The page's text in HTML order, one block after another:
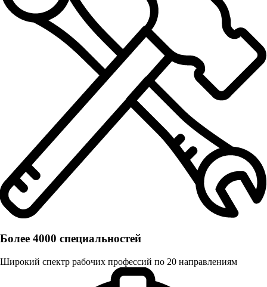
Более 4000 специальностей
Широкий спектр рабочих профессий по 20 направлениям